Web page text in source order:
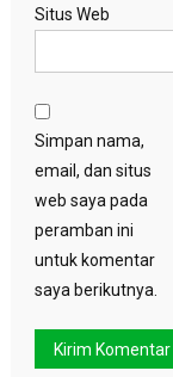
Situs Web
Simpan nama,
email, dan situs
web saya pada
peramban ini
untuk komentar
saya berikutnya.